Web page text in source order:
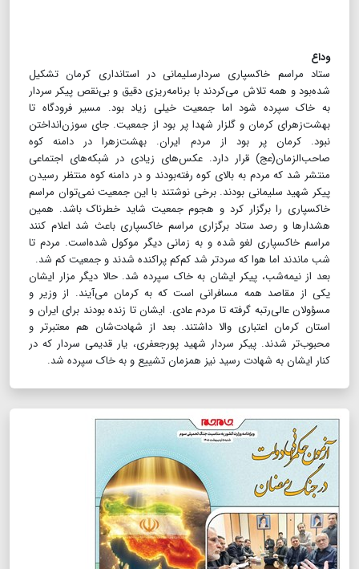
وداع
ستاد مراسم خاکسپاری سردارسلیمانی در استانداری کرمان تشکیل
شده‌بود و همه تلاش می‌کردند با برنامه‌ریزی دقیق و بی‌نقص پیکر سردار
به خاک سپرده شود اما جمعیت خیلی زیاد بود. مسیر فرودگاه تا
بهشت‌زهرای کرمان و گلزار شهدا پر بود از جمعیت. جای سوزن‌انداختن
نبود. کرمان پر بود از مردم ایران. بهشت‌زهرا در دامنه کوه
صاحب‌الزمان(عج) قرار دارد. عکس‌های زیادی در شبکه‌های اجتماعی
منتشر شد که مردم به بالای کوه رفته‌بودند و در دامنه کوه منتظر رسیدن
پیکر شهید سلیمانی بودند. برخی نوشتند با این جمعیت نمی‌توان مراسم
خاکسپاری را برگزار کرد و هجوم جمعیت شاید خطرناک باشد. همین
هشدارها و رصد ستاد برگزاری مراسم خاکسپاری باعث شد اعلام کنند
مراسم خاکسپاری لغو شده و به زمانی دیگر موکول شده‌است. مردم تا
شب ماندند اما هوا که سردتر شد کم‌کم پراکنده شدند و جمعیت کم شد.
بعد از نیمه‌شب، پیکر ایشان به خاک سپرده شد. حالا دیگر مزار ایشان
یکی از مقاصد همه مسافرانی است که به کرمان می‌آیند. از وزیر و
مسؤولان عالی‌رتبه گرفته تا مردم عادی. ایشان تا زنده بودند برای ایران و
استان کرمان اعتباری والا داشتند. بعد از شهادت‌شان هم معتبرتر و
محبوب‌تر شدند. پیکر سردار شهید پورجعفری، یار قدیمی سردار که در
کنار ایشان به شهادت رسید نیز همزمان تشییع و به خاک سپرده شد.